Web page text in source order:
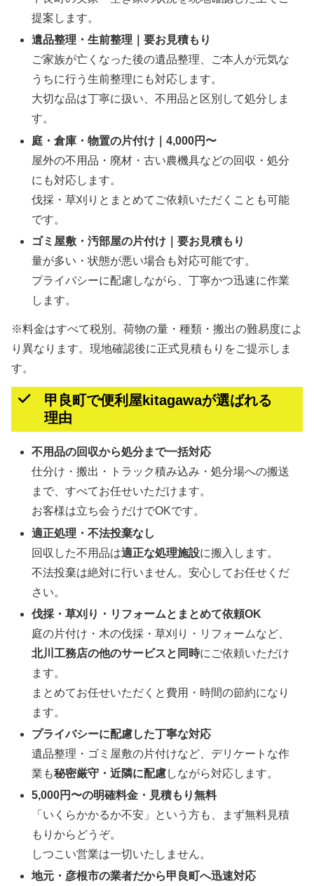
提案します。
遺品整理・生前整理｜要お見積もり
ご家族が亡くなった後の遺品整理、ご本人が元気な
うちに行う生前整理にも対応します。
大切な品は丁寧に扱い、不用品と区別して処分しま
す。
庭・倉庫・物置の片付け｜4,000円〜
屋外の不用品・廃材・古い農機具などの回収・処分
にも対応します。
伐採・草刈りとまとめてご依頼いただくことも可能
です。
ゴミ屋敷・汚部屋の片付け｜要お見積もり
量が多い・状態が悪い場合も対応可能です。
プライバシーに配慮しながら、丁寧かつ迅速に作業
します。
※料金はすべて税別。荷物の量・種類・搬出の難易度によ
り異なります。現地確認後に正式見積もりをご提示しま
す。
甲良町で便利屋kitagawaが選ばれる
理由
不用品の回収から処分まで一括対応
仕分け・搬出・トラック積み込み・処分場への搬送
まで、すべてお任せいただけます。
お客様は立ち会うだけでOKです。
適正処理・不法投棄なし
回収した不用品は適正な処理施設に搬入します。
不法投棄は絶対に行いません。安心してお任せくだ
さい。
伐採・草刈り・リフォームとまとめて依頼OK
庭の片付け・木の伐採・草刈り・リフォームなど、
北川工務店の他のサービスと同時にご依頼いただけ
ます。
まとめてお任せいただくと費用・時間の節約になり
ます。
プライバシーに配慮した丁寧な対応
遺品整理・ゴミ屋敷の片付けなど、デリケートな作
業も秘密厳守・近隣に配慮しながら対応します。
5,000円〜の明確料金・見積もり無料
「いくらかかるか不安」という方も、まず無料見積
もりからどうぞ。
しつこい営業は一切いたしません。
地元・彦根市の業者だから甲良町へ迅速対応